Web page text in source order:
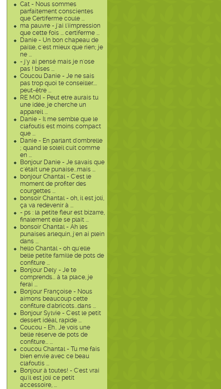
Cat - Nous sommes
parfaitement conscientes
que Certiferme coule ...
ma pauvre - j'ai l'iimpression
que cette fois ... certiferme ...
Danie - Un bon chapeau de
paille, c'est mieux que rien; je
ne ...
- j'y ai pensé mais je n'ose
pas ! bises ...
Coucou Danie - Je ne sais
pas trop quoi te conseiller....
peut-être ...
RE MOI - Peut etre aurais tu
une idée, je cherche un
appareil ...
Danie - Il me semble que le
clafoutis est moins compact
que ...
Danie - En parlant d'ombrelle
; quand le soleil cuit comme
en ...
Bonjour Danie - Je savais que
c'était une punaise...mais ...
bonjour Chantal - C'est le
moment de profiter des
courgettes ...
bonsoir Chantal - oh, il est joli,
ça va redevenir à ...
- ps : la petite fleur est bizarre,
finalement elle se plait ...
bonsoir Chantal - Ah les
punaises arlequin, j'en ai plein
dans ...
hello Chantal - oh qu'elle
belle petite famille de pots de
confiture ...
Bonjour Dely - Je te
comprends... à ta place, je
ferai ...
Bonjour Françoise - Nous
aimons beaucoup cette
confiture d'abricots...dans ...
Bonjour Sylvie - C'est le petit
dessert idéal, rapide ...
Coucou - Eh.. Je vois une
belle réserve de pots de
confiture... ...
coucou Chantal - Tu me fais
bien envie avec ce beau
clafoutis ...
Bonjour à toutes! - C'est vrai
qu'il est joli ce petit
accessoire, ...